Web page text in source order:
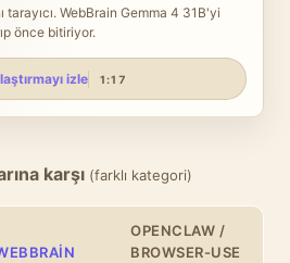
tarayıcı. WebBrain Gemma 4 31B'yi
önce bitiriyor.
izle 1:17
karşı (farklı kategori)
OPENCLAW /
BROWSER-USE